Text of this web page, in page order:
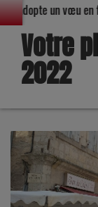
du
Votre
2022